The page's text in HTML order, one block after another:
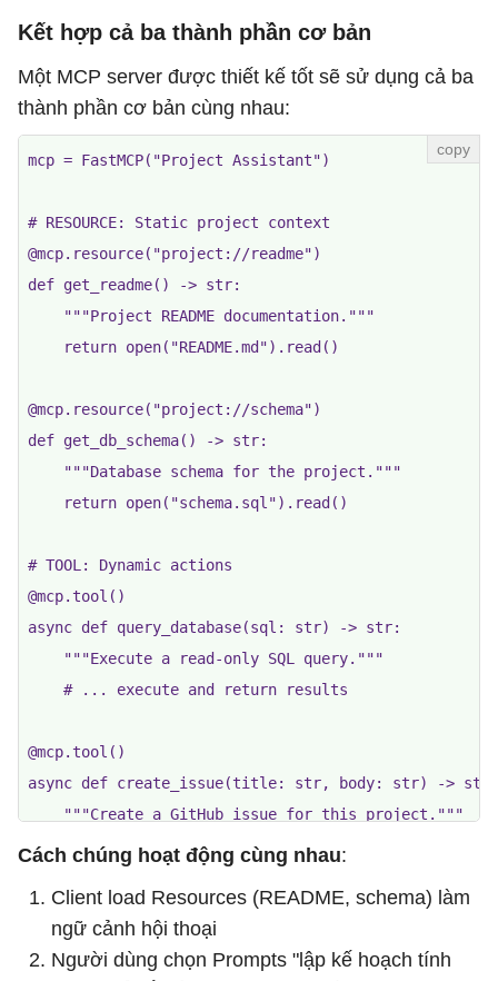
Kết hợp cả ba thành phần cơ bản
Một MCP server được thiết kế tốt sẽ sử dụng cả ba
thành phần cơ bản cùng nhau:
mcp = FastMCP("Project Assistant")
# RESOURCE: Static project context
@mcp.resource("project://readme")
def get_readme() -> str:
    """Project README documentation."""
    return open("README.md").read()
@mcp.resource("project://schema")
def get_db_schema() -> str:
    """Database schema for the project."""
    return open("schema.sql").read()
# TOOL: Dynamic actions
@mcp.tool()
async def query_database(sql: str) -> str:
    """Execute a read-only SQL query."""
    # ... execute and return results
@mcp.tool()
async def create_issue(title: str, body: str) -> str:
    """Create a GitHub issue for this project."""
    # ... create and return issue URL
# PROMPT: Structured workflows
@mcp.prompt()
def feature_planning(feature_name: str) -> list:
Cách chúng hoạt động cùng nhau:
Client load Resources (README, schema) làm
ngữ cảnh hội thoại
Người dùng chọn Prompts "lập kế hoạch tính